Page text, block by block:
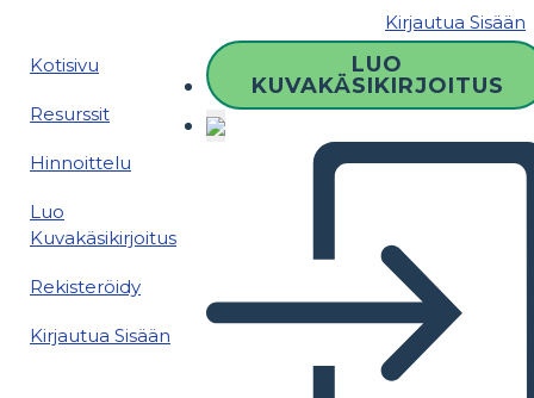
Kirjautua Sisään
Kotisivu
Resurssit
Hinnoittelu
Luo
Kuvakäsikirjoitus
Rekisteröidy
Kirjautua Sisään
LUO
KUVAKÄSIKIRJOITUS